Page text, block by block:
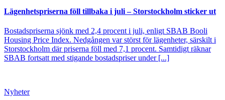
Lägenhetspriserna föll tillbaka i juli – Storstockholm sticker ut
Bostadspriserna sjönk med 2,4 procent i juli, enligt SBAB Booli
Housing Price Index. Nedgången var störst för lägenheter, särskilt i
Storstockholm där priserna föll med 7,1 procent. Samtidigt räknar
SBAB fortsatt med stigande bostadspriser under [...]
Nyheter